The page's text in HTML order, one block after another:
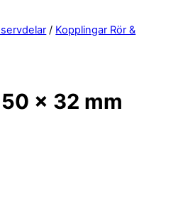
/ Kopplingar Rör &
x 32 mm